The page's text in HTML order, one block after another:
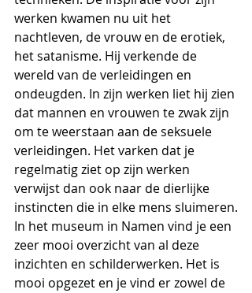
werken kwamen nu uit het
nachtleven, de vrouw en de erotiek,
het satanisme. Hij verkende de
wereld van de verleidingen en
ondeugden. In zijn werken liet hij zien
dat mannen en vrouwen te zwak zijn
om te weerstaan aan de seksuele
verleidingen. Het varken dat je
regelmatig ziet op zijn werken
verwijst dan ook naar de dierlijke
instincten die in elke mens sluimeren.
In het museum in Namen vind je een
zeer mooi overzicht van al deze
inzichten en schilderwerken. Het is
mooi opgezet en je vind er zowel de